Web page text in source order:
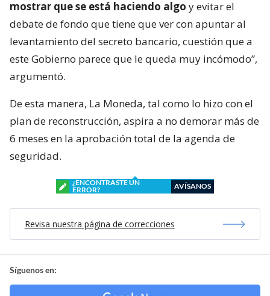
mostrar que se está haciendo algo y evitar el
debate de fondo que tiene que ver con apuntar al
levantamiento del secreto bancario, cuestión que a
este Gobierno parece que le queda muy incómodo”,
argumentó.
De esta manera, La Moneda, tal como lo hizo con el
plan de reconstrucción, aspira a no demorar más de
6 meses en la aprobación total de la agenda de
seguridad.
¿ENCONTRASTE UN
ERROR?
AVÍSANOS
Revisa nuestra página de correcciones
Síguenos en: